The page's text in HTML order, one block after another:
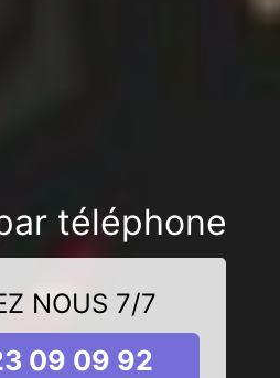
téléphone
NOUS 7/7
09 09 92